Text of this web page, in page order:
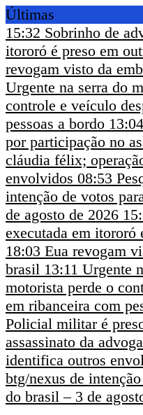
Últimas
15:32 Sobrinho de
itororó é preso em
revogam visto da
Urgente na serra do
controle e veículo
pessoas a bordo 13:04
por participação no
cláudia félix;
envolvidos 08:53
intenção de votos
de agosto de 2026
executada em itororó
18:03 Eua revogam
brasil 13:11 Urgente
motorista perde o
em ribanceira com
Policial militar é
assassinato da
identifica outros
btg/nexus de
do brasil – 3 de